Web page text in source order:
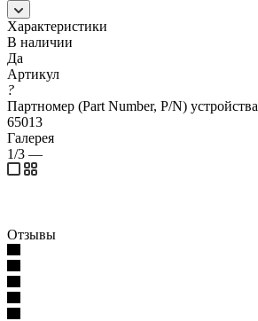
Характеристики
В наличии
Да
Артикул
?
Партномер (Part Number, P/N) устройства
65013
Галерея
1/3 —
Отзывы